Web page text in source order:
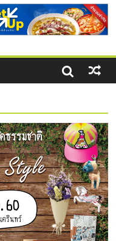
ส์ยอนนี่
Up จับคู่แฟรน